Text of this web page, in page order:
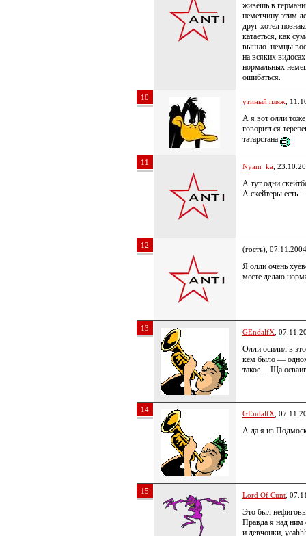
живёшь в
неметчину этим
друг хотел
катаеться, как
вышло. немцы
на всяких
нормальных
ошибаться.
10 утиный пляж ,
А я вот олли
говориться
татарстана
11 Nyam_ka ,
А тут одни
А скейтеры
12 (гость),
Я олли очень
месте делаю
13 GEndalfX ,
Олли осилил в
кем было —
такое… Ща
14 GEndalfX ,
А да я из
15 Lord Of Cunt ,
Это был
Правда я над ним
и девчонки,